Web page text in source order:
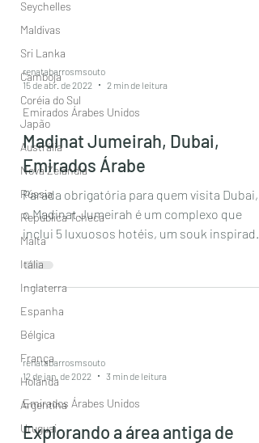
Seychelles
Maldivas
Sri Lanka
Camboja
Coréia do Sul
Japão
Austrália
Nova Zelândia
Rússia
República Tcheca
Malta
Itália
Inglaterra
Espanha
Bélgica
França
Holanda
Argentina
Uruguai
renatabarrosmsouto
15 de abr. de 2022
2 min de leitura
Emirados Árabes Unidos
Madinat Jumeirah, Dubai,
Emirados Árabe
Parada obrigatória para quem visita Dubai,
o Madinat Jumeirah é um complexo que
inclui 5 luxuosos hotéis, um souk inspirado
renatabarrosmsouto
12 de jan. de 2022
3 min de leitura
Emirados Árabes Unidos
Explorando a área antiga de